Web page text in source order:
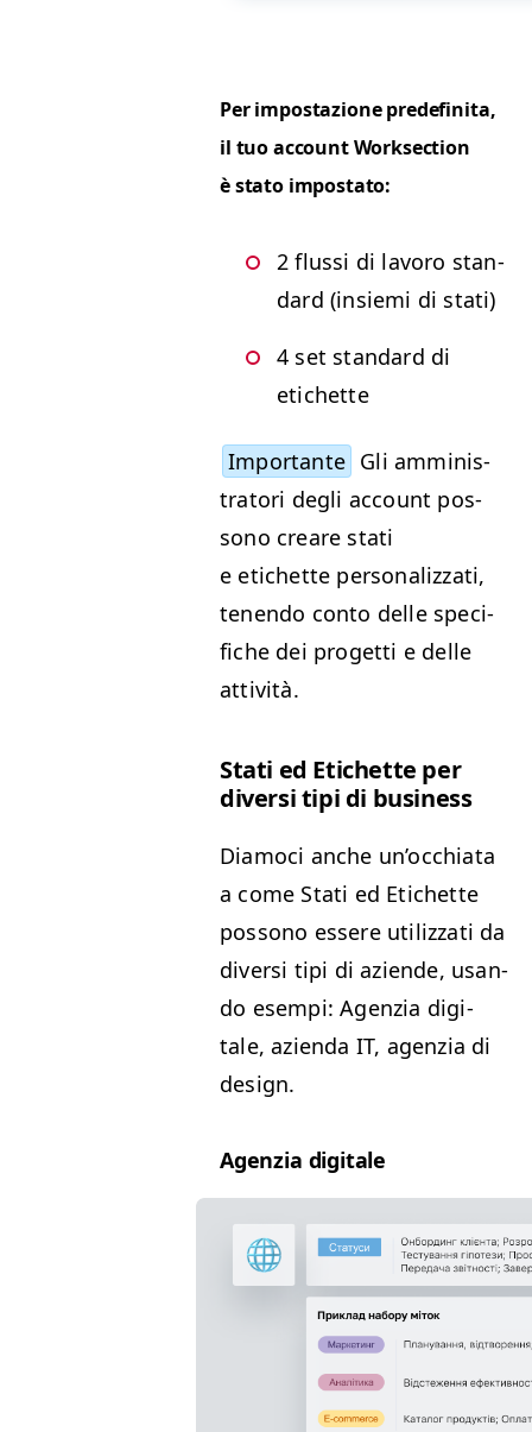
Per impostazione pre­defini­ta,
il tuo account Work­sec­tion
è sta­to impostato:
2 flus­si di lavoro stan­
dard (insie­mi di stati)
4 set stan­dard di
etichette
Impor­tante Gli ammin­is­
tra­tori degli account pos­
sono creare sta­ti
e etichette per­son­al­iz­za­ti,
tenen­do con­to delle speci­
fiche dei prog­et­ti e delle
attività.
Sta­ti ed Etichette per
diver­si tipi di business
Diamo­ci anche un’oc­chi­a­ta
a come Sta­ti ed Etichette
pos­sono essere uti­liz­za­ti da
diver­si tipi di aziende, usan­
do esem­pi: Agen­zia dig­i­
tale, azien­da IT, agen­zia di
design.
Agen­zia digitale